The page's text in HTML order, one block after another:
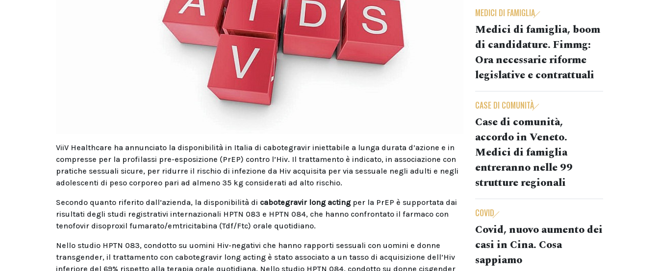
ViiV Healthcare ha annunciato la disponibilità in Italia di cabotegravir iniettabile a lunga durata d’azione e in
compresse per la profilassi pre-esposizione (PrEP) contro l’Hiv. Il trattamento è indicato, in associazione con
pratiche sessuali sicure, per ridurre il rischio di infezione da Hiv acquisita per via sessuale negli adulti e negli
adolescenti di peso corporeo pari ad almeno 35 kg considerati ad alto rischio.
Secondo quanto riferito dall’azienda, la disponibilità di cabotegravir long actingper la PrEP è supportata dai
risultati degli studi registrativi internazionali HPTN 083 e HPTN 084, che hanno confrontato il farmaco con
tenofovir disoproxil fumarato/emtricitabina (Tdf/Ftc) orale quotidiano.
Nello studio HPTN 083, condotto su uomini Hiv-negativi che hanno rapporti sessuali con uomini e donne
transgender, il trattamento con cabotegravir long acting è stato associato a un tasso di acquisizione dell’Hiv
inferiore del 69% rispetto alla terapia orale quotidiana. Nello studio HPTN 084, condotto su donne cisgender
MEDICI DI FAMIGLIA
Medici di famiglia, boom
di candidature. Fimmg:
Ora necessarie riforme
legislative e contrattuali
CASE DI COMUNITÀ
Case di comunità,
accordo in Veneto.
Medici di famiglia
entreranno nelle 99
strutture regionali
COVID
Covid, nuovo aumento dei
casi in Cina. Cosa
sappiamo